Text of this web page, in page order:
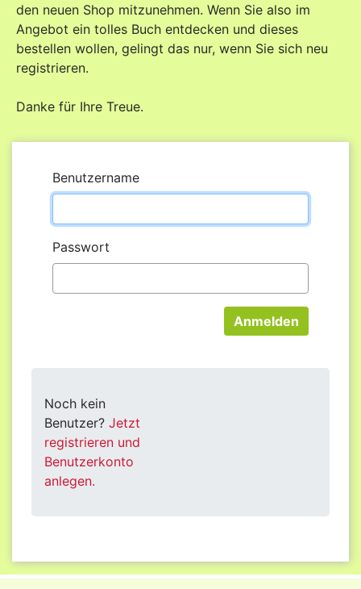
den neuen Shop mitzunehmen. Wenn Sie also im
Angebot ein tolles Buch entdecken und dieses
bestellen wollen, gelingt das nur, wenn Sie sich neu
registrieren.
Danke für Ihre Treue.
Benutzername
Passwort
Noch kein
Benutzer? Jetzt
registrieren und
Benutzerkonto
anlegen.